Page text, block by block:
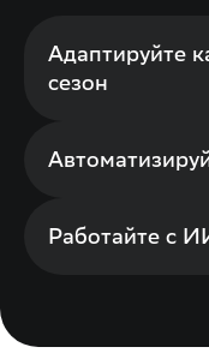
Адаптируйте
сезон
Работайте с